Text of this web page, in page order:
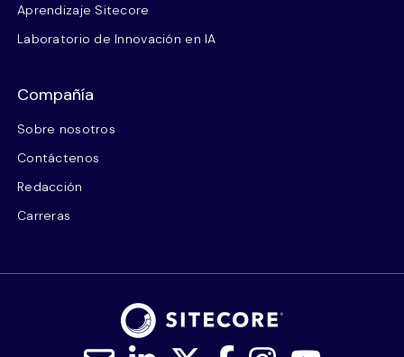
Aprendizaje Sitecore
Laboratorio de Innovación en IA
Compañía
Sobre nosotros
Contáctenos
Redacción
Carreras